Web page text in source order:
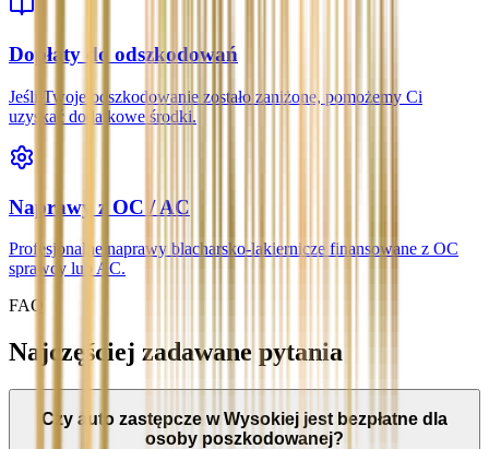
Dopłaty do odszkodowań
Jeśli Twoje odszkodowanie zostało zaniżone, pomożemy Ci
uzyskać dodatkowe środki.
Naprawy z OC / AC
Profesjonalne naprawy blacharsko-lakiernicze finansowane z OC
sprawcy lub AC.
FAQ
Najczęściej zadawane pytania
Czy auto zastępcze w Wysokiej jest bezpłatne dla
osoby poszkodowanej?